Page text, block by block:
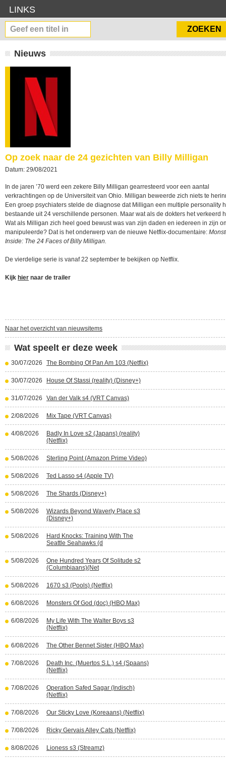
LINKS
Nieuws
Op zoek naar de 24 gezichten van Billy Milligan
Datum: 29/08/2021
In de jaren ’70 werd een zekere Billy Milligan gearresteerd voor een aantal
verkrachtingen op de Universiteit van Ohio. Milligan beweerde zich niets te
Een groep psychiaters stelde de diagnose dat Milligan een multiple personality
bestaande uit 24 verschillende personen. Maar wat als de dokters het verkeerd
Wat als Milligan zich heel goed bewust was van zijn daden en iedereen in zijn
manipuleerde? Dat is het onderwerp van de nieuwe Netflix-documentaire:
Inside: The 24 Faces of Billy Milligan.
De vierdelige serie is vanaf 22 september te bekijken op Netflix.
Kijk hier naar de trailer
Naar het overzicht van nieuwsitems
Wat speelt er deze week
30/07/2026 The Bombing Of Pan Am 103 (Netflix)
30/07/2026 House Of Stassi (reality) (Disney+)
31/07/2026 Van der Valk s4 (VRT Canvas)
2/08/2026 Mix Tape (VRT Canvas)
4/08/2026
Badly In Love s2 (Japans) (reality)
(Netflix)
5/08/2026 Sterling Point (Amazon Prime Video)
5/08/2026 Ted Lasso s4 (Apple TV)
5/08/2026 The Shards (Disney+)
5/08/2026
Wizards Beyond Waverly Place s3
(Disney+)
5/08/2026
Hard Knocks: Training With The
Seattle Seahawks (d
5/08/2026
One Hundred Years Of Solitude s2
(Columbiaans)(Net
5/08/2026 1670 s3 (Pools) (Netflix)
6/08/2026 Monsters Of God (doc) (HBO Max)
6/08/2026
My Life With The Walter Boys s3
(Netflix)
6/08/2026 The Other Bennet Sister (HBO Max)
7/08/2026
Death Inc. (Muertos S.L.) s4 (Spaans)
(Netflix)
7/08/2026
Operation Safed Sagar (Indisch)
(Netflix)
7/08/2026 Our Sticky Love (Koreaans) (Netflix)
7/08/2026 Ricky Gervais Alley Cats (Netflix)
8/08/2026 Lioness s3 (Streamz)